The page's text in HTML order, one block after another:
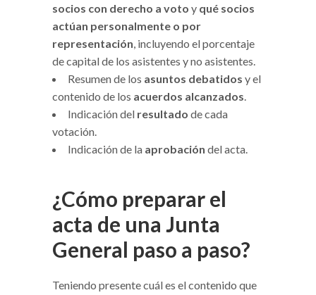
socios con derecho a voto y qué socios
actúan personalmente o por
representación, incluyendo el porcentaje
de capital de los asistentes y no asistentes.
Resumen de los asuntos debatidos y el
contenido de los acuerdos alcanzados.
Indicación del resultado de cada
votación.
Indicación de la aprobación del acta.
¿Cómo preparar el
acta de una Junta
General paso a paso?
Teniendo presente cuál es el contenido que